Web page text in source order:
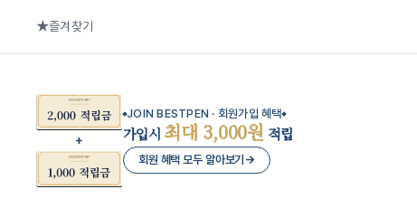
즐겨찾기
JOIN BESTPEN · 회원가입 혜택
가입시 최대 3,000원 적립
회원 혜택 모두 알아보기 →